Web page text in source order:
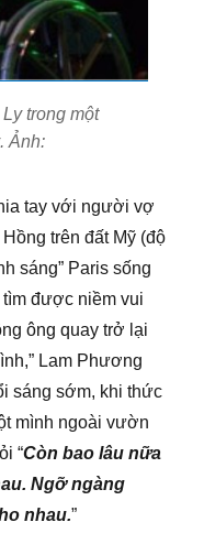
trong một
Ảnh:
tay với người vợ
trên đất Mỹ (độ
sáng” Paris sống
được niềm vui
ông quay trở lại
Lam Phương
sáng sớm, khi thức
mình ngoài vườn
“Còn bao lâu nữa
Ngỡ ngàng
nhau.”